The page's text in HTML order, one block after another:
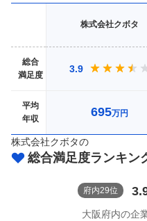
株式会社クボタ
総合
満足度
3.9
平均
年収
695万円
株式会社クボタの
総合満足度ランキン
府内29位
大阪府内の企